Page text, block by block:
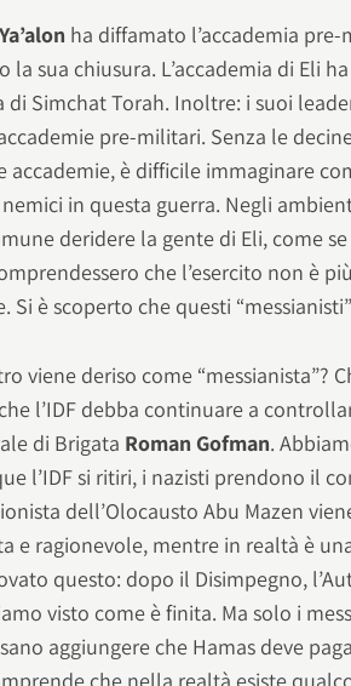
ha diffamato l’accademia pre-
la sua chiusura. L’accademia di Eli
di Simchat Torah. Inoltre: i suoi
pre-militari. Senza le
accademie, è difficile immaginare
in questa guerra. Negli
deridere la gente di Eli, come
che l’esercito non è
Si è scoperto che questi
viene deriso come “messianista”?
l’IDF debba continuare a
di Brigata Roman Gofman.
l’IDF si ritiri, i nazisti prendono il
dell’Olocausto Abu Mazen
e ragionevole, mentre in realtà è
questo: dopo il Disimpegno,
visto come è finita. Ma solo i
aggiungere che Hamas deve
che nella realtà esiste